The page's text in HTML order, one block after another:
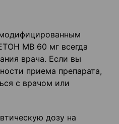
МВ 60 мг всегда
врача. Если вы
приема препарата,
с врачом или
дозу на